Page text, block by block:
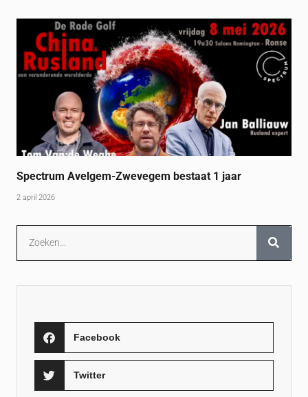
Spectrum Avelgem-Zwevegem bestaat 1 jaar
2 april 2026
Facebook
Twitter